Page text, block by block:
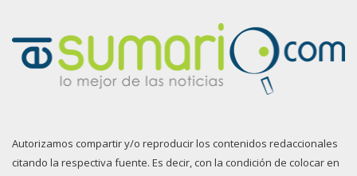
Autorizamos compartir y/o reproducir los contenidos redaccionales
citando la respectiva fuente. Es decir, con la condición de colocar en